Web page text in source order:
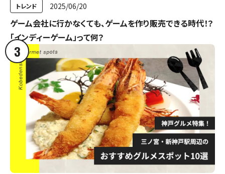
トレンド 2025/06/20
ゲーム会社に行かなくても、ゲームを作り販売できる時代！？
「インディーゲーム」って何？
3